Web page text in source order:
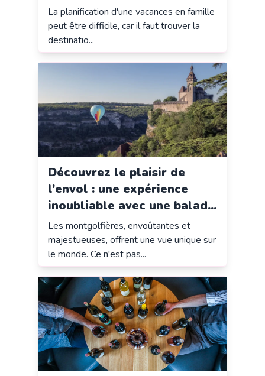
La planification d'une vacances en famille
peut être difficile, car il faut trouver la
destinatio...
Découvrez le plaisir de
l'envol : une expérience
inoubliable avec une balad...
Les montgolfières, envoûtantes et
majestueuses, offrent une vue unique sur
le monde. Ce n'est pas...